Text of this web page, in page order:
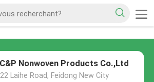
Nonwoven Products Co.,Ltd
Laihe Road, Feidong New City